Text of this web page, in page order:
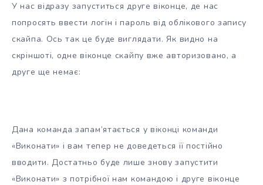
У нас відразу запуститься друге віконце, де нас
попросять ввести логін і пароль від облікового запису
скайпа. Ось так це буде виглядати. Як видно на
скріншоті, одне віконце скайпу вже авторизовано, а
друге ще немає:
Дана команда запам’ятається у віконці команди
«Виконати» і вам тепер не доведеться її постійно
вводити. Достатньо буде лише знову запустити
«Виконати» з потрібної нам командою і друге віконце